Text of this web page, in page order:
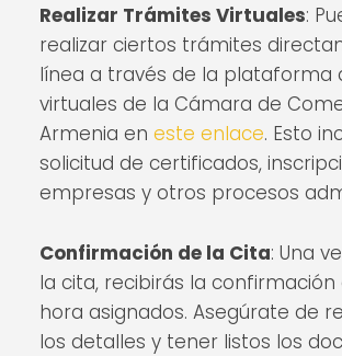
Realizar Trámites Virtuales:
realizar ciertos trámites
línea a través de la plataforma
virtuales de la Cámara de
Armenia en este enlace. Esto
solicitud de certificados,
empresas y otros procesos
Confirmación de la Cita: Una
la cita, recibirás la confirmación
hora asignados. Asegúrate de
los detalles y tener listos los